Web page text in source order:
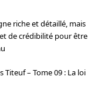
riche et détaillé, mais
de crédibilité pour être
Titeuf – Tome 09 : La loi